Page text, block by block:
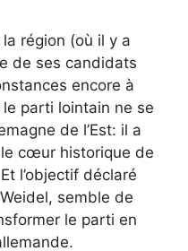
la région (où il y a
de ses candidats
encore à
parti lointain ne se
de l’Est: il a
cœur historique de
l’objectif déclaré
semble de
le parti en